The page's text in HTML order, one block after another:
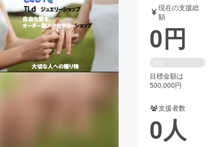
アート・写真 音楽
テクノロジー・ガジェット ゲーム・サ
映像・映画 書籍・雑誌
チャレンジ
CAMPFIRE Creation
現在の支援総
額
0円
0%
目標金額は
500,000円
支援者数
0人